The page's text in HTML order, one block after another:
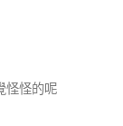
怪怪的呢